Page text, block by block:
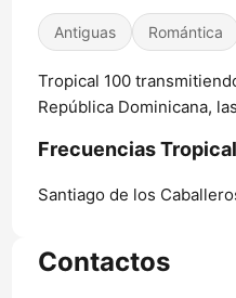
Antiguas Romántica
Tropical 100
República Dominicana,
Frecuencias
Santiago de los
Contactos